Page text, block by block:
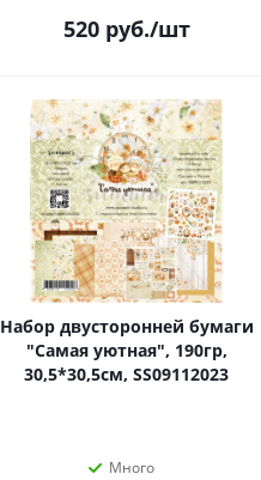
520руб./шт
Набор двусторонней бумаги
"Самая уютная", 190гр,
30,5*30,5см, SS09112023
Много